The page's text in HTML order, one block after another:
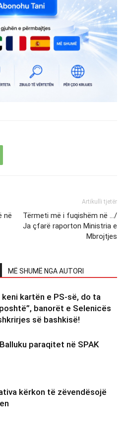
në
Artikulli tjetër
Tërmeti më i fuqishëm në …/
Ja çfarë raporton Ministria e
Mbrojtjes
MË SHUMË NGA AUTORI
keni kartën e PS-së, do ta
banorët e Selenicës
së bashkisë!
paraqitet në SPAK
kërkon të zëvendësojë